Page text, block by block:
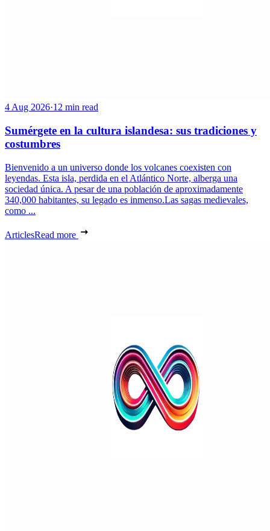
4 Aug 2026·12 min read
Sumérgete en la cultura islandesa: sus tradiciones y
costumbres
Bienvenido a un universo donde los volcanes coexisten con
leyendas. Esta isla, perdida en el Atlántico Norte, alberga una
sociedad única. A pesar de una población de aproximadamente
340,000 habitantes, su legado es inmenso.Las sagas medievales,
como ...
ArticlesRead more